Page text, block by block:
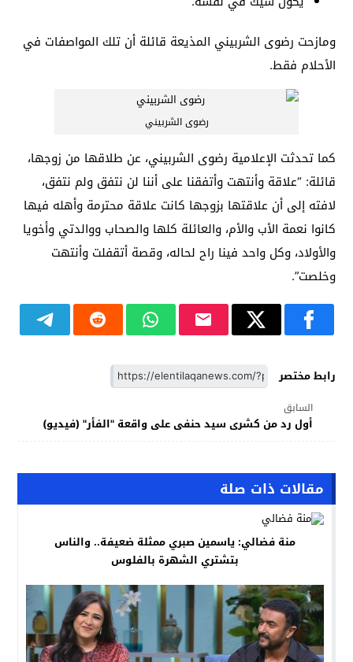
ومازحت رضوى الشربيني المذيعة قائلة أن تلك المواصفات في
الأحلام فقط.
رضوى الشربيني
كما تحدثت الإعلامية رضوى الشربيني، عن طلاقها من زوجها،
قائلة: “علاقة وأنتهت وأتفقنا على أننا لن نتفق ولم نتفق،
لافته إلى أن علاقتها بزوجها كانت علاقة محترمة وأهله فيها
كانوا نعمة الأب والأم، والعائلة كلها والصحاب ووالدتي وأخويا
والأولاد، وكل واحد فينا راح لحاله، وقصة أتقفلت وأنتهت
وخلصت”.
رابط مختصر
السابق
أول رد من كشرى سيد حنفى على واقعة "الفأر" (فيديو)
مقالات ذات صلة
منة فضالي: ياسمين صبري ممثلة ضعيفة.. والناس
بتشتري الشهرة بالفلوس